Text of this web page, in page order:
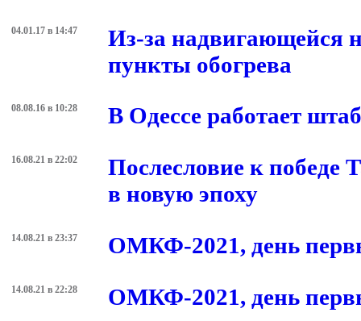
04.01.17 в 14:47
Из-за надвигающейся
пункты обогрева
08.08.16 в 10:28 В Одессе работает
16.08.21 в 22:02
Послесловие к победе
в новую эпоху
14.08.21 в 23:37 ОМКФ-2021, день
14.08.21 в 22:28 ОМКФ-2021, день